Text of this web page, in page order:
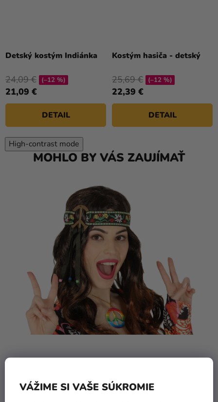
VÁŽIME SI VAŠE SÚKROMIE
Detský kostým Indiánka
hodnotenie
je
5,0
5
hviezdičiek.
21,09 €
24,09 € (–12 %)
DETAIL
Kostým hasiča - detský
22,39 €
25,69 € (–12 %)
DETAIL
High-contrast mode
MOHLO BY VÁS ZAUJÍMAŤ